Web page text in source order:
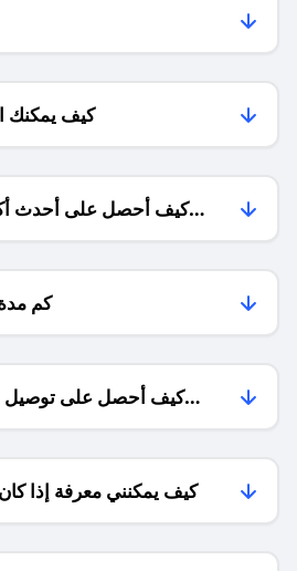
كيف يمكنك
كيف أحصل على أحدث
كم
كيف أحصل على توصيل
كيف يمكنني معرفة إذا